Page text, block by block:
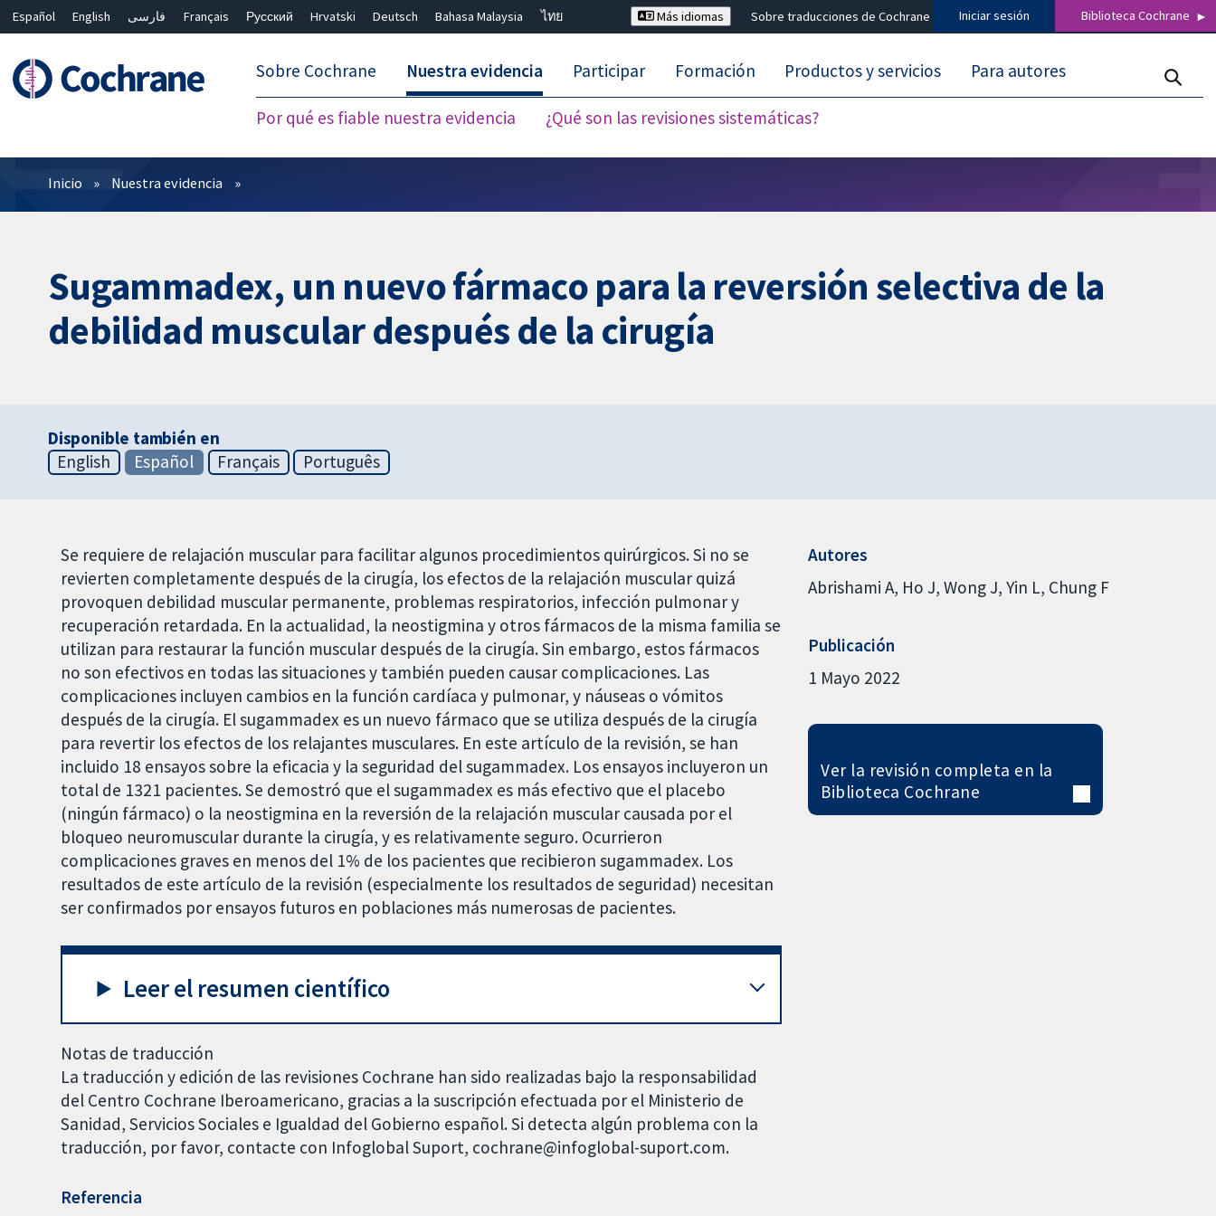
Español English فارسی Français Русский Hrvatski Deutsch Bahasa Malaysia
ไทย
Más idiomas Sobre traducciones de Cochrane Iniciar sesión Biblioteca Cochrane
Sobre Cochrane Nuestra evidencia
Por qué es fiable nuestra evidencia ¿Qué son las revisiones sistemáticas?
Participar Formación Productos y servicios Para autores
Filtros
Inicio Nuestra evidencia
Sugammadex, un nuevo fármaco para la reversión selectiva de la
debilidad muscular después de la cirugía
Disponible también en
English
Español Français Português
Se requiere de relajación muscular para facilitar algunos procedimientos quirúrgicos. Si no se
revierten completamente después de la cirugía, los efectos de la relajación muscular quizá
provoquen debilidad muscular permanente, problemas respiratorios, infección pulmonar y
recuperación retardada. En la actualidad, la neostigmina y otros fármacos de la misma familia se
utilizan para restaurar la función muscular después de la cirugía. Sin embargo, estos fármacos
no son efectivos en todas las situaciones y también pueden causar complicaciones. Las
complicaciones incluyen cambios en la función cardíaca y pulmonar, y náuseas o vómitos
después de la cirugía. El sugammadex es un nuevo fármaco que se utiliza después de la cirugía
para revertir los efectos de los relajantes musculares. En este artículo de la revisión, se han
incluido 18 ensayos sobre la eficacia y la seguridad del sugammadex. Los ensayos incluyeron un
total de 1321 pacientes. Se demostró que el sugammadex es más efectivo que el placebo
(ningún fármaco) o la neostigmina en la reversión de la relajación muscular causada por el
bloqueo neuromuscular durante la cirugía, y es relativamente seguro. Ocurrieron
complicaciones graves en menos del 1% de los pacientes que recibieron sugammadex. Los
resultados de este artículo de la revisión (especialmente los resultados de seguridad) necesitan
ser confirmados por ensayos futuros en poblaciones más numerosas de pacientes.
Leer el resumen científico
Notas de traducción
La traducción y edición de las revisiones Cochrane han sido realizadas bajo la responsabilidad
del Centro Cochrane Iberoamericano, gracias a la suscripción efectuada por el Ministerio de
Sanidad, Servicios Sociales e Igualdad del Gobierno español. Si detecta algún problema con la
traducción, por favor, contacte con Infoglobal Suport, cochrane@infoglobal-suport.com.
Referencia
Autores
Abrishami A Ho J Wong J Yin L Chung F
Publicación
1 Mayo 2022
Ver la revisión completa en la
Biblioteca Cochrane